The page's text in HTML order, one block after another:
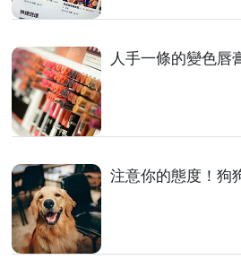
人手一條的變色唇
注意你的態度！狗